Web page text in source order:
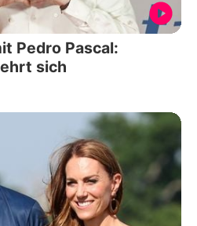
Pedro Pascal:
sich